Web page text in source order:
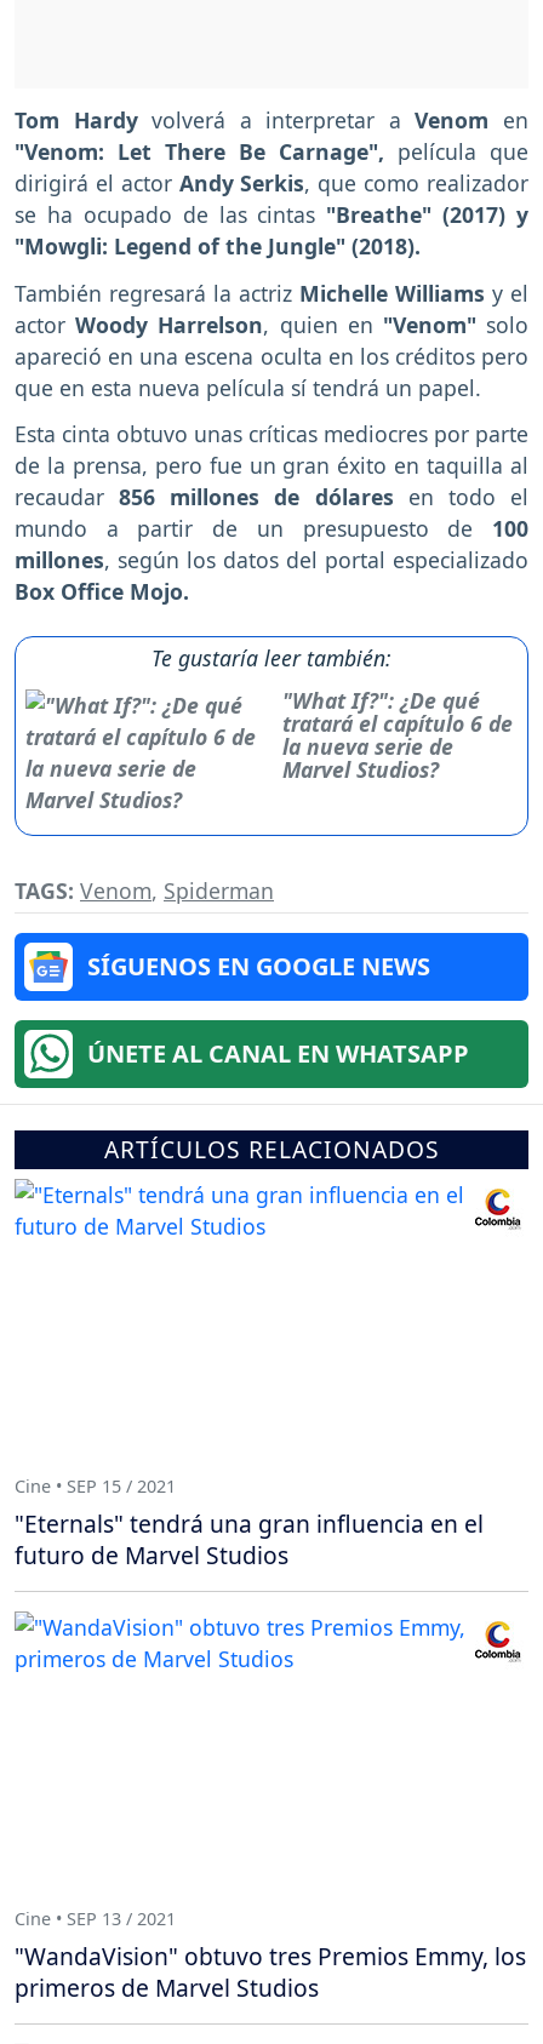
Tom Hardyvolverá a interpretar aVenom en
"Venom: Let There Be Carnage", película que
dirigirá el actor Andy Serkis, que como realizador
se ha ocupado de las cintas "Breathe" (2017) y
"Mowgli: Legend of the Jungle" (2018).
También regresará la actriz Michelle Williams y el
actorWoody Harrelson, quien en "Venom" solo
apareció en una escena oculta en los créditos pero
que en esta nueva película sí tendrá un papel.
Esta cinta obtuvo unas críticas mediocres por parte
de la prensa, pero fue un gran éxito en taquilla al
recaudar 856 millones de dólares en todo el
mundo a partir de un presupuesto de 100
millones, según los datos del portal especializado
Box Office Mojo.
Te gustaría leer también:
"What If?": ¿De qué
tratará el capítulo 6 de
la nueva serie de
Marvel Studios?
TAGS: Venom, Spiderman
SÍGUENOS EN GOOGLE NEWS
ÚNETE AL CANAL EN WHATSAPP
ARTÍCULOS RELACIONADOS
Cine • SEP 15 / 2021
"Eternals" tendrá una gran influencia en el
futuro de Marvel Studios
Cine • SEP 13 / 2021
"WandaVision" obtuvo tres Premios Emmy, los
primeros de Marvel Studios